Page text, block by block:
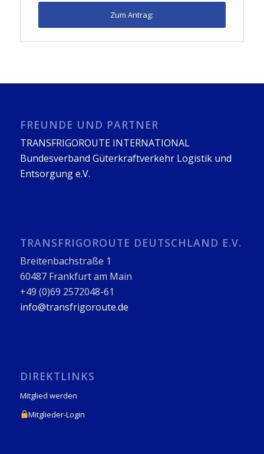
Zum Antrag:
FREUNDE UND PARTNER
TRANSFRIGOROUTE INTERNATIONAL
Bundesverband Güterkraftverkehr Logistik und
Entsorgung e.V.
TRANSFRIGOROUTE DEUTSCHLAND E.V.
Breitenbachstraße 1
60487 Frankfurt am Main
+49 (0)69 2572048-61
info@transfrigoroute.de
DIREKTLINKS
Mitglied werden
Mitglieder-Login